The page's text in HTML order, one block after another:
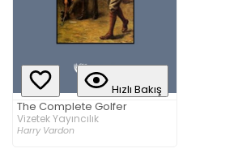
Hızlı Bakış
The Complete Golfer
Vizetek Yayıncılık
Harry Vardon